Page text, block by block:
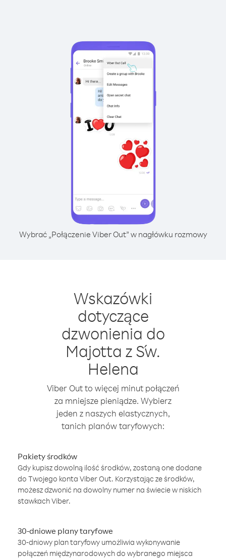
Wybrać „Połączenie Viber Out” w nagłówku rozmowy
Wskazówki
dotyczące
dzwonienia do
Majotta z Św.
Helena
Viber Out to więcej minut połączeń
za mniejsze pieniądze. Wybierz
jeden z naszych elastycznych,
tanich planów taryfowych:
Pakiety środków
Gdy kupisz dowolną ilość środków, zostaną one dodane
do Twojego konta Viber Out. Korzystając ze środków,
możesz dzwonić na dowolny numer na świecie w niskich
stawkach Viber.
30-dniowe plany taryfowe
30-dniowy plan taryfowy umożliwia wykonywanie
połączeń międzynarodowych do wybranego miejsca